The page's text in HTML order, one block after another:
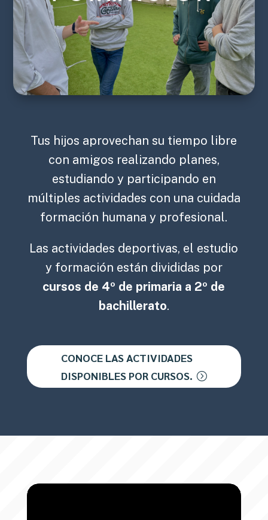
Excursiones
·
Campamentos
Tus hijos aprovechan su tiempo libre
con amigos realizando planes,
estudiando y participando en
múltiples actividades con una cuidada
formación humana y profesional.
Las actividades deportivas, el estudio
y formación están divididas por
cursos de 4º de primaria a 2º de
bachillerato.
CONOCE LAS ACTIVIDADES
DISPONIBLES POR CURSOS.